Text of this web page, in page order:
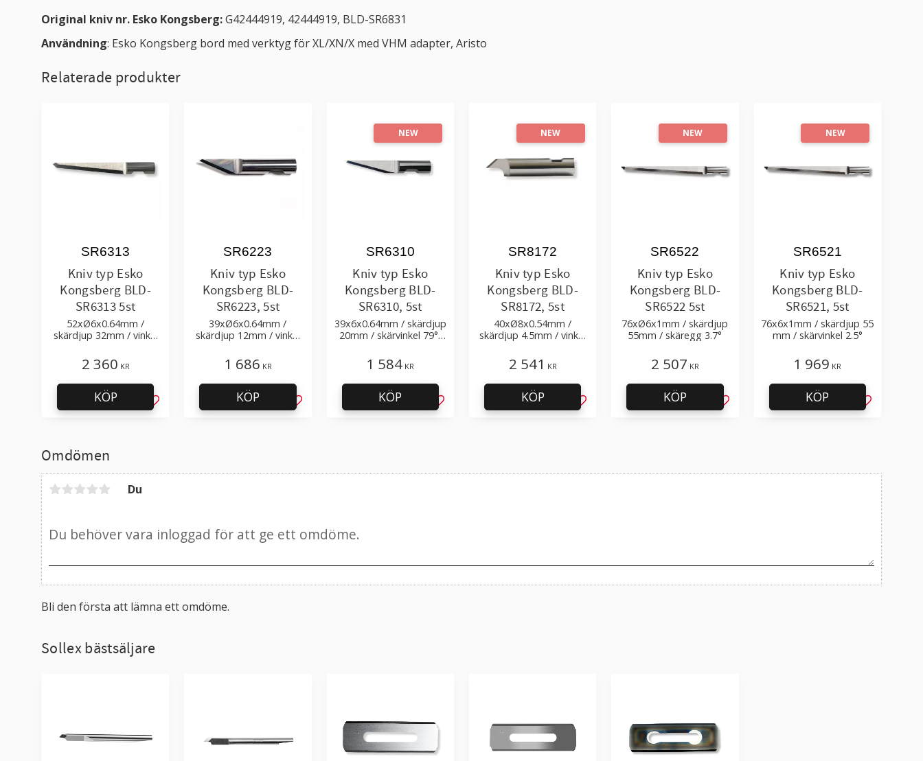
Original kniv nr. Esko Kongsberg:G42444919, 42444919, BLD-SR6831
Användning: Esko Kongsberg bord med verktyg för XL/XN/X med VHM adapter, Aristo
Omdömen
Du
Bli den första att lämna ett omdöme.
Relaterade produkter
Kniv typ Esko
Kongsberg BLD-
SR6313 5st
52xØ6x0.64mm /
skärdjup 32mm / vinkel
SR6313
2 360 KR
Lägg till i favoriter
KÖP
Kniv typ Esko
Kongsberg BLD-
SR6223, 5st
39xØ6x0.64mm /
skärdjup 12mm / vinkel
SR6223
1 686 KR
Lägg till i favoriter
KÖP
Kniv typ Esko
Kongsberg BLD-
SR6310, 5st
39x6x0.64mm / skärdjup
20mm / skärvinkel 79°,
SR6310
1 584 KR
NEW
Lägg till i favoriter
KÖP
Kniv typ Esko
Kongsberg BLD-
SR8172, 5st
40xØ8x0.54mm /
skärdjup 4.5mm / vinkel
SR8172
2 541 KR
NEW
Lägg till i favoriter
KÖP
Kniv typ Esko
Kongsberg BLD-
SR6522 5st
76xØ6x1mm / skärdjup
55mm / skäregg 3.7°
SR6522
2 507 KR
NEW
Lägg till i favoriter
KÖP
Kniv typ Esko
Kongsberg BLD-
SR6521, 5st
76x6x1mm / skärdjup 55
mm / skärvinkel 2.5°
SR6521
1 969 KR
NEW
Lägg till i
KÖP
Sollex bästsäljare